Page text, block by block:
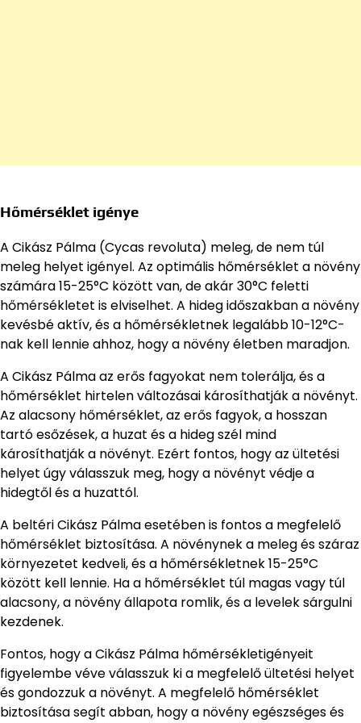
Hőmérséklet igénye
A Cikász Pálma (Cycas revoluta) meleg, de nem túl
meleg helyet igényel. Az optimális hőmérséklet a növény
számára 15-25°C között van, de akár 30°C feletti
hőmérsékletet is elviselhet. A hideg időszakban a növény
kevésbé aktív, és a hőmérsékletnek legalább 10-12°C-
nak kell lennie ahhoz, hogy a növény életben maradjon.
A Cikász Pálma az erős fagyokat nem tolerálja, és a
hőmérséklet hirtelen változásai károsíthatják a növényt.
Az alacsony hőmérséklet, az erős fagyok, a hosszan
tartó esőzések, a huzat és a hideg szél mind
károsíthatják a növényt. Ezért fontos, hogy az ültetési
helyet úgy válasszuk meg, hogy a növényt védje a
hidegtől és a huzattól.
A beltéri Cikász Pálma esetében is fontos a megfelelő
hőmérséklet biztosítása. A növénynek a meleg és száraz
környezetet kedveli, és a hőmérsékletnek 15-25°C
között kell lennie. Ha a hőmérséklet túl magas vagy túl
alacsony, a növény állapota romlik, és a levelek sárgulni
kezdenek.
Fontos, hogy a Cikász Pálma hőmérsékletigényeit
figyelembe véve válasszuk ki a megfelelő ültetési helyet
és gondozzuk a növényt. A megfelelő hőmérséklet
biztosítása segít abban, hogy a növény egészséges és